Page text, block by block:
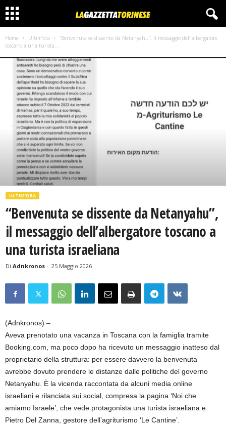
Home Ultim'ora
“Benvenuta se dissente da Netanyahu”, il messaggio dell’albergatore
toscano a una turista...
ULTIM'ORA
“Benvenuta se dissente da Netanyahu”,
il messaggio dell’albergatore toscano a
una turista israeliana
Di Adnkronos - 25 Maggio 2026
(Adnkronos) –
Aveva prenotato una vacanza in Toscana con la famiglia tramite
Booking.com, ma poco dopo ha ricevuto un messaggio inatteso dal
proprietario della struttura: per essere davvero la benvenuta
avrebbe dovuto prendere le distanze dalle politiche del governo
Netanyahu. È la vicenda raccontata da alcuni media online
israeliani e rilanciata sui social, compresa la pagina ‘Noi che
amiamo Israele’, che vede protagonista una turista israeliana e
Pietro Del Zanna, gestore dell’agriturismo ‘Le Cantine’.